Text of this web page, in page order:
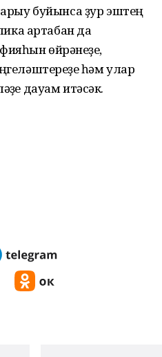
буйынса ҙур эштең
артабан да
өйрәнеүҙе,
һәм улар
дауам итәсәк.